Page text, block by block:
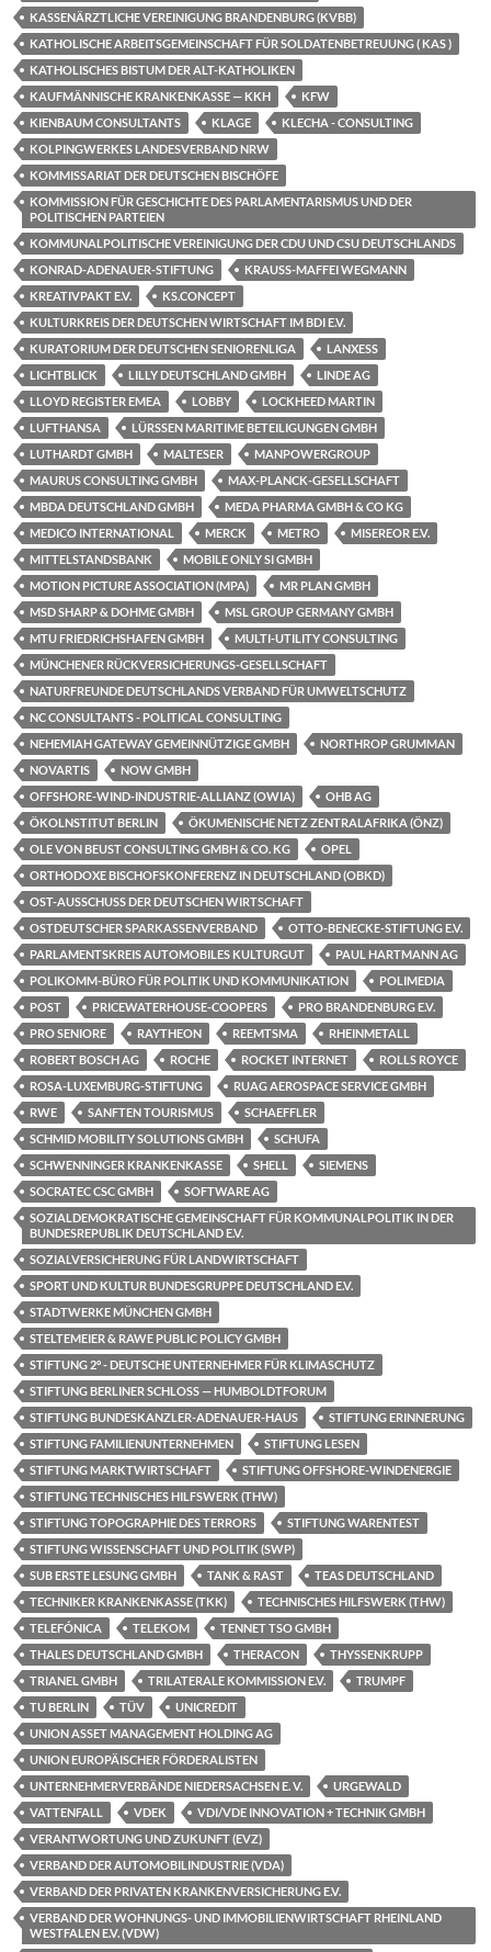
KASSENÄRZTLICHE VEREINIGUNG BRANDENBURG (KVBB)
KATHOLISCHE ARBEITSGEMEINSCHAFT FÜR SOLDATENBETREUUNG ( KAS )
KATHOLISCHES BISTUM DER ALT-KATHOLIKEN
KAUFMÄNNISCHE KRANKENKASSE — KKH
KFW
KIENBAUM CONSULTANTS
KLAGE
KLECHA - CONSULTING
KOLPINGWERKES LANDESVERBAND NRW
KOMMISSARIAT DER DEUTSCHEN BISCHÖFE
KOMMISSION FÜR GESCHICHTE DES PARLAMENTARISMUS UND DER
POLITISCHEN PARTEIEN
KOMMUNALPOLITISCHE VEREINIGUNG DER CDU UND CSU DEUTSCHLANDS
KONRAD-ADENAUER-STIFTUNG
KRAUSS-MAFFEI WEGMANN
KREATIVPAKT E.V.
KS.CONCEPT
KULTURKREIS DER DEUTSCHEN WIRTSCHAFT IM BDI E.V.
KURATORIUM DER DEUTSCHEN SENIORENLIGA
LANXESS
LICHTBLICK
LILLY DEUTSCHLAND GMBH
LINDE AG
LLOYD REGISTER EMEA
LOBBY
LOCKHEED MARTIN
LUFTHANSA
LÜRSSEN MARITIME BETEILIGUNGEN GMBH
LUTHARDT GMBH
MALTESER
MANPOWERGROUP
MAURUS CONSULTING GMBH
MAX-PLANCK-GESELLSCHAFT
MBDA DEUTSCHLAND GMBH
MEDA PHARMA GMBH & CO KG
MEDICO INTERNATIONAL
MERCK METRO
MISEREOR E.V.
MITTELSTANDSBANK
MOBILE ONLY SI GMBH
MOTION PICTURE ASSOCIATION (MPA)
MR PLAN GMBH
MSD SHARP & DOHME GMBH
MSL GROUP GERMANY GMBH
MTU FRIEDRICHSHAFEN GMBH
MULTI-UTILITY CONSULTING
MÜNCHENER RÜCKVERSICHERUNGS-GESELLSCHAFT
NATURFREUNDE DEUTSCHLANDS VERBAND FÜR UMWELTSCHUTZ
NC CONSULTANTS - POLITICAL CONSULTING
NEHEMIAH GATEWAY GEMEINNÜTZIGE GMBH
NORTHROP GRUMMAN
NOVARTIS
NOW GMBH
OFFSHORE-WIND-INDUSTRIE-ALLIANZ (OWIA)
OHB AG
ÖKOLNSTITUT BERLIN
ÖKUMENISCHE NETZ ZENTRALAFRIKA (ÖNZ)
OLE VON BEUST CONSULTING GMBH & CO. KG
OPEL
ORTHODOXE BISCHOFSKONFERENZ IN DEUTSCHLAND (OBKD)
OST-AUSSCHUSS DER DEUTSCHEN WIRTSCHAFT
OSTDEUTSCHER SPARKASSENVERBAND
OTTO-BENECKE-STIFTUNG E.V.
PARLAMENTSKREIS AUTOMOBILES KULTURGUT
PAUL HARTMANN AG
POLIKOMM-BÜRO FÜR POLITIK UND KOMMUNIKATION
POLIMEDIA
POST
PRICEWATERHOUSE-COOPERS
PRO BRANDENBURG E.V.
PRO SENIORE
RAYTHEON REEMTSMA
RHEINMETALL
ROBERT BOSCH AG
ROCHE ROCKET INTERNET
ROLLS ROYCE
ROSA-LUXEMBURG-STIFTUNG
RUAG AEROSPACE SERVICE GMBH
RWE
SANFTEN TOURISMUS
SCHAEFFLER
SCHMID MOBILITY SOLUTIONS GMBH
SCHUFA
SCHWENNINGER KRANKENKASSE
SHELL
SIEMENS
SOCRATEC CSC GMBH
SOFTWARE AG
SOZIALDEMOKRATISCHE GEMEINSCHAFT FÜR KOMMUNALPOLITIK IN DER
BUNDESREPUBLIK DEUTSCHLAND E.V.
SOZIALVERSICHERUNG FÜR LANDWIRTSCHAFT
SPORT UND KULTUR BUNDESGRUPPE DEUTSCHLAND E.V.
STADTWERKE MÜNCHEN GMBH
STELTEMEIER & RAWE PUBLIC POLICY GMBH
STIFTUNG 2° - DEUTSCHE UNTERNEHMER FÜR KLIMASCHUTZ
STIFTUNG BERLINER SCHLOSS — HUMBOLDTFORUM
STIFTUNG BUNDESKANZLER-ADENAUER-HAUS
STIFTUNG ERINNERUNG
STIFTUNG FAMILIENUNTERNEHMEN
STIFTUNG LESEN
STIFTUNG MARKTWIRTSCHAFT
STIFTUNG OFFSHORE-WINDENERGIE
STIFTUNG TECHNISCHES HILFSWERK (THW)
STIFTUNG TOPOGRAPHIE DES TERRORS
STIFTUNG WARENTEST
STIFTUNG WISSENSCHAFT UND POLITIK (SWP)
SUB ERSTE LESUNG GMBH
TANK & RAST
TEAS DEUTSCHLAND
TECHNIKER KRANKENKASSE (TKK)
TECHNISCHES HILFSWERK (THW)
TELEFÓNICA
TELEKOM
TENNET TSO GMBH
THALES DEUTSCHLAND GMBH
THERACON
THYSSENKRUPP
TRIANEL GMBH
TRILATERALE KOMMISSION E.V.
TRUMPF
TU BERLIN
TÜV
UNICREDIT
UNION ASSET MANAGEMENT HOLDING AG
UNION EUROPÄISCHER FÖRDERALISTEN
UNTERNEHMERVERBÄNDE NIEDERSACHSEN E. V.
URGEWALD
VATTENFALL
VDEK
VDI/VDE INNOVATION + TECHNIK GMBH
VERANTWORTUNG UND ZUKUNFT (EVZ)
VERBAND DER AUTOMOBILINDUSTRIE (VDA)
VERBAND DER PRIVATEN KRANKENVERSICHERUNG E.V.
VERBAND DER WOHNUNGS- UND IMMOBILIENWIRTSCHAFT RHEINLAND
WESTFALEN E.V. (VDW)